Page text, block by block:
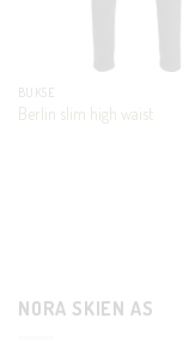
BUKSE
Berlin slim high waist
NORA SKIEN AS
Bli en del av
rabatt på din